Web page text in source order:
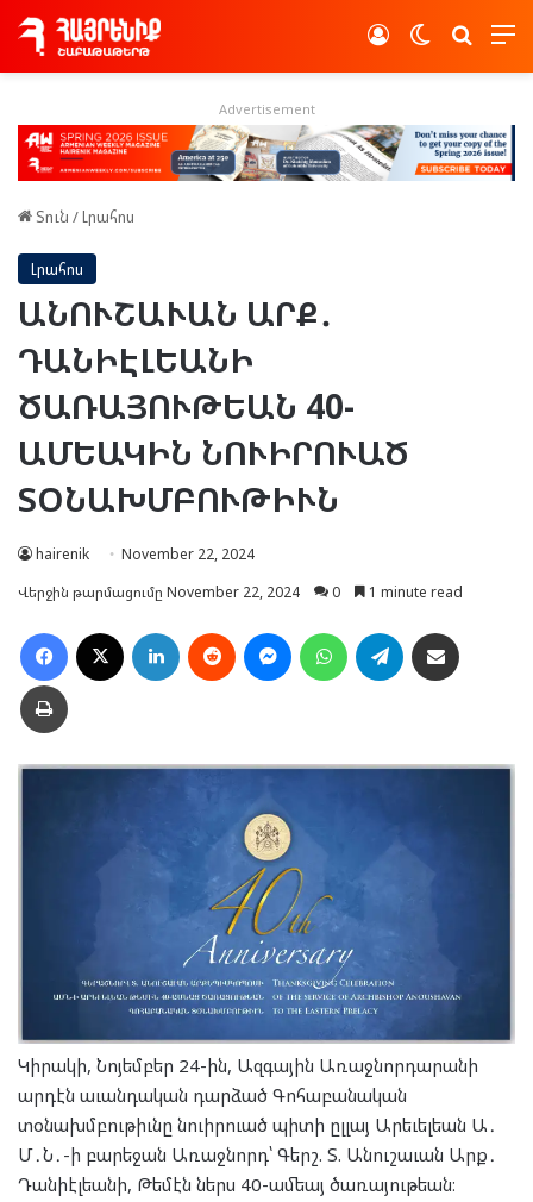
Switch skin
Log In
Advertisement
Տուն /Լրահոս
Լրահոս
ԱՆՈՒՇԱՒԱՆ ԱՐՔ․
ԴԱՆԻԷԼԵԱՆԻ
ԾԱՌԱՅՈՒԹԵԱՆ 40-
ԱՄԵԱԿԻՆ ՆՈՒԻՐՈՒԱԾ
ՏՕՆԱԽՄԲՈՒԹԻՒՆ
hairenik
November 22, 2024
Վերջին թարմացումը November 22, 2024
0 1 minute read
Facebook LinkedIn Reddit MessengerWhatsAppTelegram
Տպել
Կիրակի, Նոյեմբեր 24-ին, Ազգային Առաջնորդարանի
արդէն աւանդական դարձած Գոհաբանական
տօնախմբութիւնը նուիրուած պիտի ըլլայ Արեւելեան Ա․
Մ․Ն․-ի բարեջան Առաջնորդ՝ Գերշ. Տ. Անուշաւան Արք․
Դանիէլեանի, Թեմէն ներս 40-ամեայ ծառայութեան։